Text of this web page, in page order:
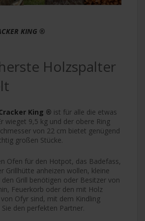
KING ®
Holzspalter
King ® ist für alle die etwas
wieget 9,5 kg und der obere Ring
von 22 cm bietet genügend
großen Stücke.
Ofen für den Hotpot, das Badefass,
Grillhütte anheizen wollen, kleine
Grill benötigen oder Besitzer von
Feuerkorb oder den mit Holz
Ofyr sind, mit dem Kindling
den perfekten Partner.